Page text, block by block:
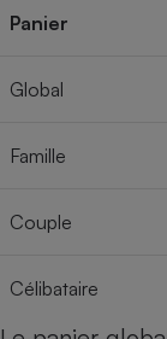
Panier
Global
Famille
Couple
Célibataire